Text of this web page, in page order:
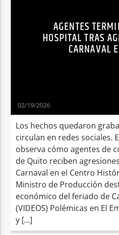
Radio holaAGENTES
HOSPITAL TRAS
CARNAVAL
02/19/2026
Los hechos quedaron
circulan en redes sociales.
observa cómo agentes de
de Quito reciben
Carnaval en el Centro
Ministro de Producción
económico del feriado de
(VIDEOS) Polémicas en El
y […]